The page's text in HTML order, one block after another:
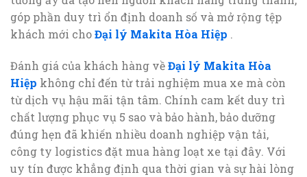
góp phần duy trì ổn định doanh số và mở rộng tệp
khách mới choĐại lý Makita Hòa Hiệp .
Đánh giá của khách hàng vềĐại lý Makita Hòa
Hiệp không chỉ đến từ trải nghiệm mua xe mà còn
từ dịch vụ hậu mãi tận tâm. Chính cam kết duy trì
chất lượng phục vụ 5 sao và bảo hành, bảo dưỡng
đúng hẹn đã khiến nhiều doanh nghiệp vận tải,
công ty logistics đặt mua hàng loạt xe tại đây. Với
uy tín được khẳng định qua thời gian và sự hài lòng